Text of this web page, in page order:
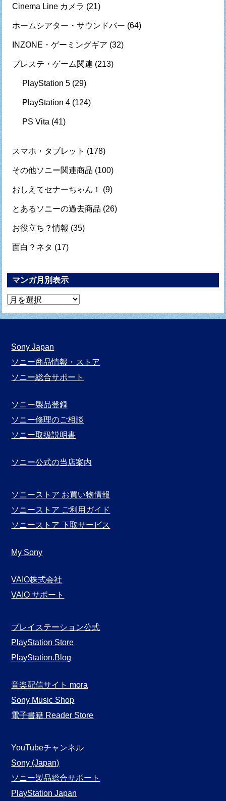
Cinema Line カメラ (21)
ホームシアター・サウンドバー (64)
INZONE・ゲーミングギア (32)
プレステ・ゲーム関連 (213)
PlayStation 5 (29)
PlayStation 4 (124)
PS Vita (41)
スマホ・タブレット (178)
その他ソニー関連商品 (100)
おしえてセナーちゃん！ (9)
とあるソニーの過去商品 (26)
お役立ち？情報 (35)
面白？ネタ (17)
マンガ月別表示
マ
ン
月
別
表
Sony Japan
ソニー商品情報・ストア
ソニー総合サポート
ソニー製品登録
ソニー修理のご相談
ソニー取扱説明書
ソニー公式の当店案内
ソニーストア お買い物情報
ソニーストア ご利用ガイド
ソニーストア 下取サービス
My Sony
VAIO株式会社
VAIO サポート
プレイステーション公式
PlayStation Store
PlayStation.Blog
音楽配信サイト mora
Sony Music Shop
電子書籍 Reader Store
YouTubeチャンネル
Sony (Japan)
ソニー製品総合サポート
PlayStation Japan